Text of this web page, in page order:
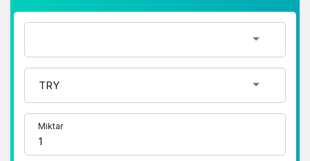
Miktar